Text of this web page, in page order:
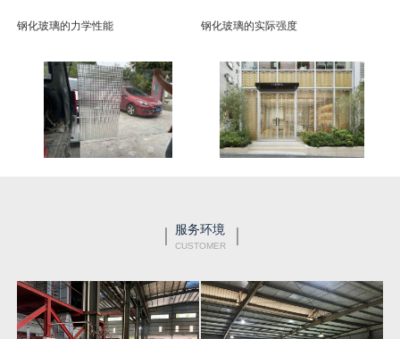
钢化玻璃的力学性能 钢化玻璃的实际强度
服务环境
CUSTOMER